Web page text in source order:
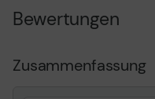
Mediengröße
Mediengewicht
Bewertungen
Zusammenfassung